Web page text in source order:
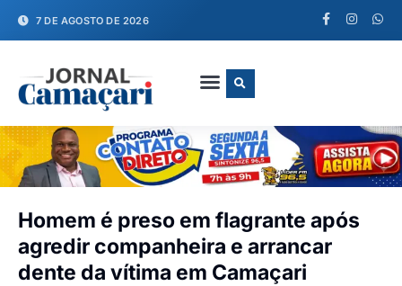
7 DE AGOSTO DE 2026
Homem é preso em flagrante após
agredir companheira e arrancar
dente da vítima em Camaçari